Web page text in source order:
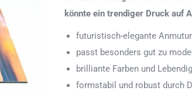
könnte ein trendiger Druck auf
futuristisch-elegante
passt besonders gut zu
brilliante Farben und
formstabil und robust durch